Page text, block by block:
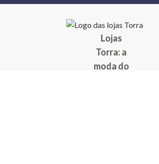
Lojas
Torra: a
moda do